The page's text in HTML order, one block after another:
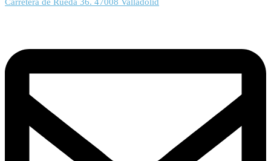
Carretera de Rueda 36. 47008 Valladolid